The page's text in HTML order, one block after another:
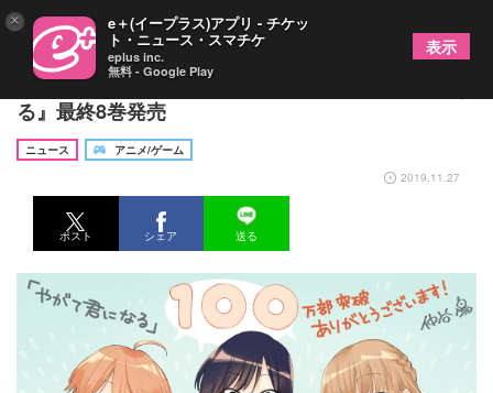
完結！TVアニメ&舞台化も果たした『やがて君にな
る』最終8巻発売
ニュース
アニメ/ゲーム
2019.11.27
ポスト シェア 送る
× e＋(イープラス)アプリ - チケッ
ト・ニュース・スマチケ
eplus inc.
無料 - Google Play
表示